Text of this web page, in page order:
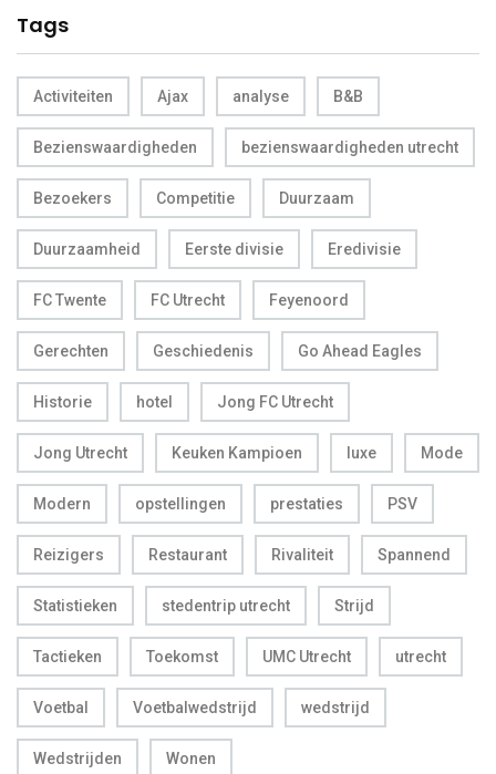
Tags
Activiteiten Ajax analyse B&B
Bezienswaardigheden bezienswaardigheden utrecht
Bezoekers Competitie Duurzaam
Duurzaamheid Eerste divisie Eredivisie
FC Twente FC Utrecht Feyenoord
Gerechten Geschiedenis Go Ahead Eagles
Historie hotel Jong FC Utrecht
Jong Utrecht Keuken Kampioen luxe Mode
Modern opstellingen prestaties PSV
Reizigers Restaurant Rivaliteit Spannend
Statistieken stedentrip utrecht Strijd
Tactieken Toekomst UMC Utrecht utrecht
Voetbal Voetbalwedstrijd wedstrijd
Wedstrijden Wonen